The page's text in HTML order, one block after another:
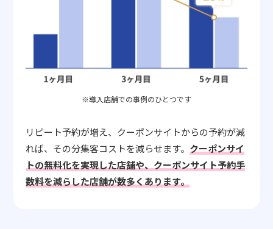
※導入店舗での事例のひとつです
リピート予約が増え、クーポンサイトからの予約が減
れば、その分集客コストを減らせます。クーポンサイ
トの無料化を実現した店舗や、クーポンサイト予約手
数料を減らした店舗が数多くあります。